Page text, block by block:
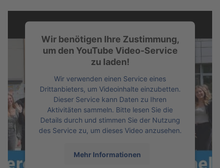
Wir benötigen Ihre Zustimmung,
um den YouTube Video-Service
zu laden!
Wir verwenden einen Service eines
Drittanbieters, um Videoinhalte einzubetten.
Dieser Service kann Daten zu Ihren
Aktivitäten sammeln. Bitte lesen Sie die
Details durch und stimmen Sie der Nutzung
des Service zu, um dieses Video anzusehen.
Mehr Informationen